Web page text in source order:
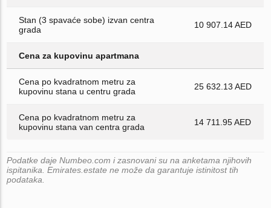
Stan (3 spavaće sobe) izvan centra
grada
10 907.14 AED
Cena za kupovinu apartmana
Cena po kvadratnom metru za
kupovinu stana u centru grada
25 632.13 AED
Cena po kvadratnom metru za
kupovinu stana van centra grada
14 711.95 AED
Podatke daje Numbeo.com i zasnovani su na anketama njihovih
ispitanika. Emirates.estate ne može da garantuje istinitost tih
podataka.